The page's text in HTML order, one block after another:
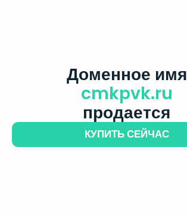
Доменное имя
cmkpvk.ru
продается
КУПИТЬ СЕЙЧАС